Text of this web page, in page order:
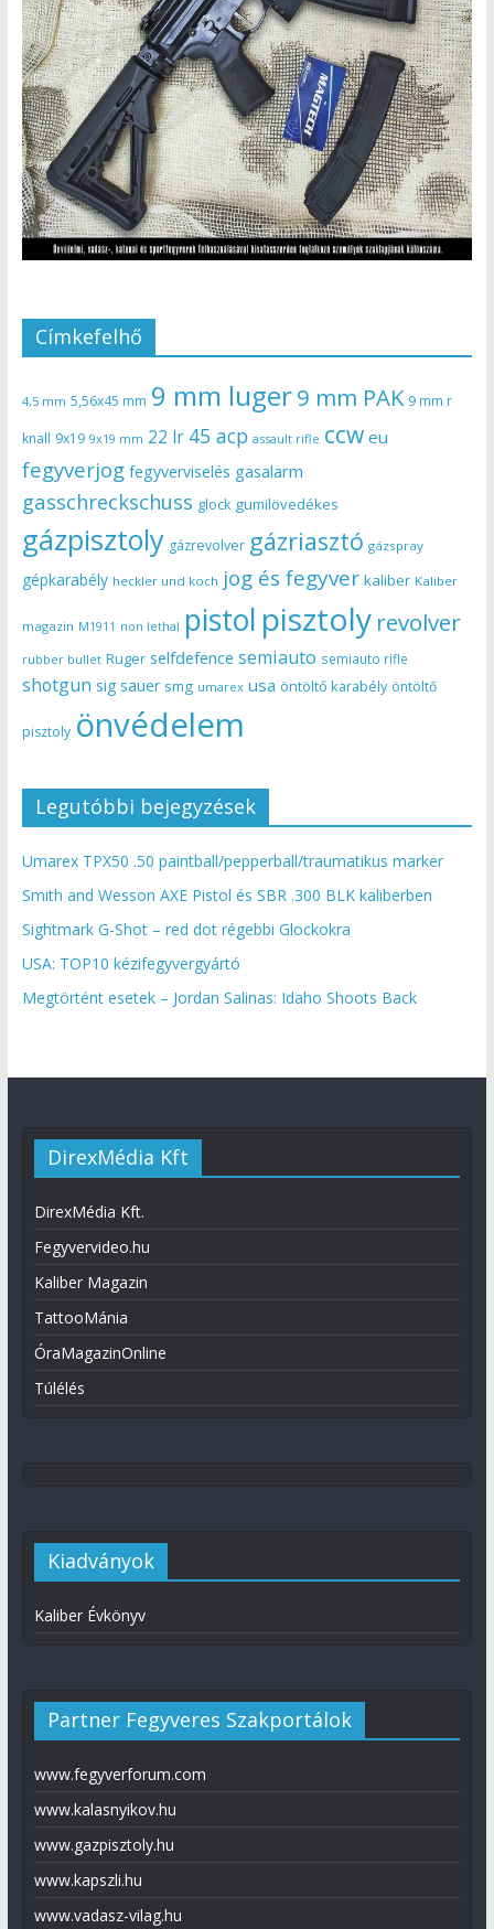
Címkefelhő
4,5 mm 5,56x45 mm 9 mm luger9 mm PAK 9 mm r
knall 9x19 9x19 mm 22 lr 45 acp assault rifle ccw eu
fegyverjog fegyverviselés gasalarm
gasschreckschuss glock gumilövedékes
gázpisztoly gázrevolver gázriasztó gázspray
gépkarabély heckler und koch jog és fegyver kaliber Kaliber
magazin M1911 non lethal pistol pisztoly revolver
rubber bullet Ruger selfdefence semiauto semiauto rifle
shotgun sig sauer smg umarex usa öntöltő karabély öntöltő
pisztoly önvédelem
Legutóbbi bejegyzések
Umarex TPX50 .50 paintball/pepperball/traumatikus marker
Smith and Wesson AXE Pistol és SBR .300 BLK kaliberben
Sightmark G-Shot – red dot régebbi Glockokra
USA: TOP10 kézifegyvergyártó
Megtörtént esetek – Jordan Salinas: Idaho Shoots Back
DirexMédia Kft
DirexMédia Kft.
Fegyvervideo.hu
Kaliber Magazin
TattooMánia
ÓraMagazinOnline
Túlélés
Kiadványok
Kaliber Évkönyv
Partner Fegyveres Szakportálok
www.fegyverforum.com
www.kalasnyikov.hu
www.gazpisztoly.hu
www.kapszli.hu
www.vadasz-vilag.hu